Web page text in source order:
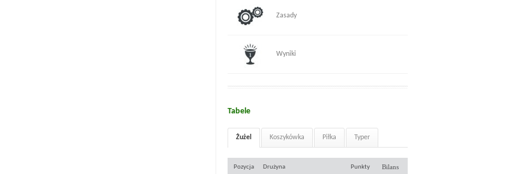
Zasady
Wyniki
Tabele
Żużel Koszykówka Piłka Typer
Pozycja Drużyna Punkty Bilans